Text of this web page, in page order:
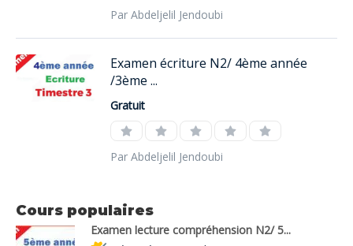
Par Abdeljelil Jendoubi
Examen écriture N2/ 4ème année
/3ème ...
Gratuit
Par Abdeljelil Jendoubi
Cours populaires
Examen lecture compréhension N2/ 5...